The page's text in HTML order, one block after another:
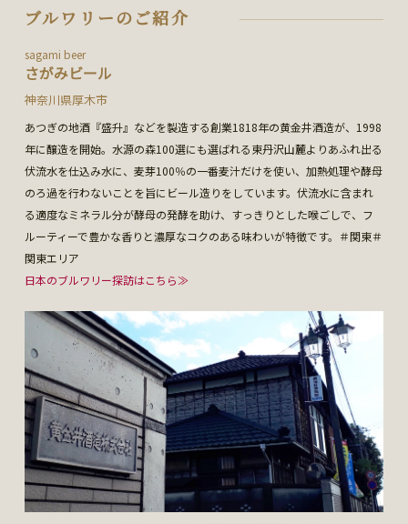
ブルワリーのご紹介
sagami beer
さがみビール
神奈川県厚木市
あつぎの地酒『盛升』などを製造する創業1818年の黄金井酒造が、1998
年に醸造を開始。水源の森100選にも選ばれる東丹沢山麓よりあふれ出る
伏流水を仕込み水に、麦芽100％の一番麦汁だけを使い、加熱処理や酵母
のろ過を行わないことを旨にビール造りをしています。伏流水に含まれ
る適度なミネラル分が酵母の発酵を助け、すっきりとした喉ごしで、フ
ルーティーで豊かな香りと濃厚なコクのある味わいが特徴です。＃関東＃
関東エリア
日本のブルワリー探訪はこちら≫